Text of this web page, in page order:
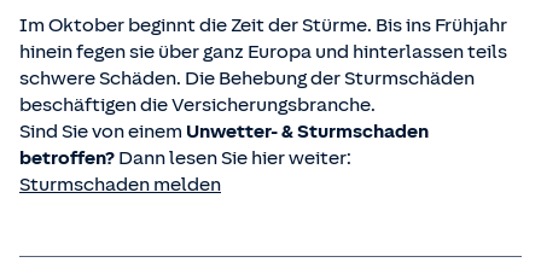
Im Oktober beginnt die Zeit der Stürme. Bis ins Frühjahr
hinein fegen sie über ganz Europa und hinterlassen teils
schwere Schäden. Die Behebung der Sturmschäden
beschäftigen die Versicherungsbranche.
Sind Sie von einem Unwetter- & Sturmschaden
betroffen? Dann lesen Sie hier weiter:
Sturmschaden melden